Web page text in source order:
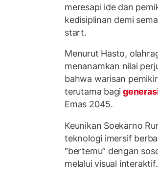
meresapi ide dan
kedisiplinan demi
start.
Menurut Hasto,
menanamkan nilai
bahwa warisan
terutama bagi
Emas 2045.
Keunikan Soekarno
teknologi imersif
“bertemu” dengan
melalui visual interaktif.